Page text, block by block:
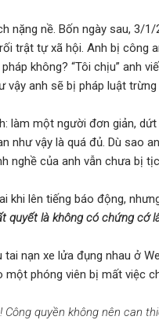
nặng nề. Bốn ngày sau, 3/
trật tự xã hội. Anh bị công
không? “Tôi chịu” anh
anh sẽ bị pháp luật trừng
làm một người đơn giản,
như vậy là quá đủ. Dù sao
nghề của anh vẫn chưa bị
khi lên tiếng báo động,
quyết là không có chứng cớ
nạn xe lửa đụng nhau ở
phóng viên bị mất việc
quyền không nên can